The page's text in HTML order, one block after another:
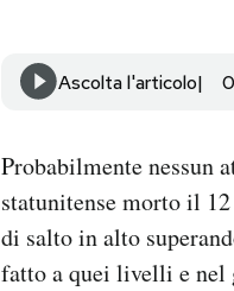
Ascolta l'articolo
Probabilmente nessun
statunitense morto il
di salto in alto
fatto a quei livelli e nel